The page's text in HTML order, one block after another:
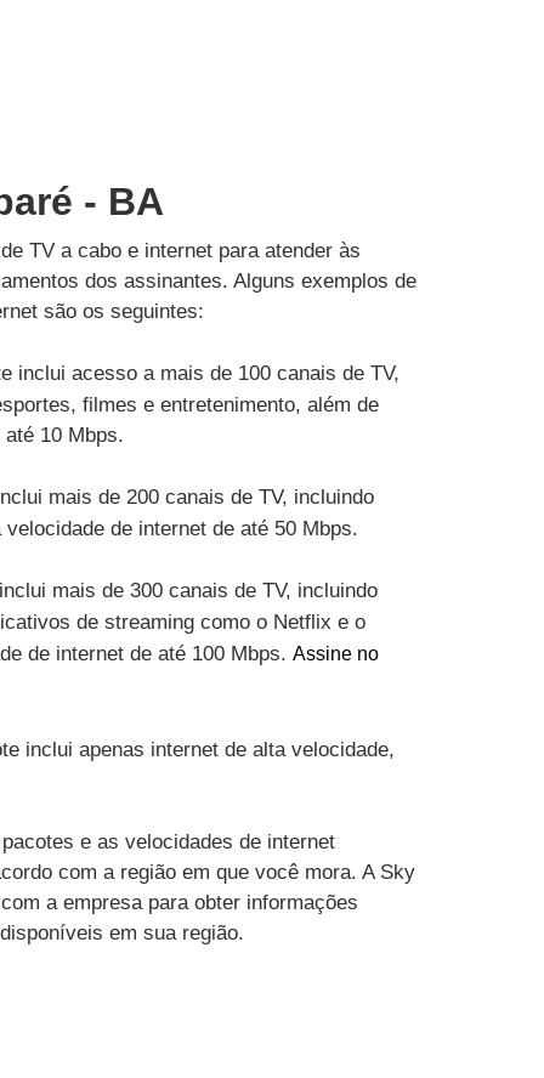
- BA
TV a cabo e internet para atender às
dos assinantes. Alguns exemplos de
são os seguintes:
inclui acesso a mais de 100 canais de TV,
filmes e entretenimento, além de
10 Mbps.
mais de 200 canais de TV, incluindo
de internet de até 50 Mbps.
mais de 300 canais de TV, incluindo
de streaming como o Netflix e o
de internet de até 100 Mbps. Assine no
inclui apenas internet de alta velocidade,
e as velocidades de internet
com a região em que você mora. A Sky
a empresa para obter informações
em sua região.